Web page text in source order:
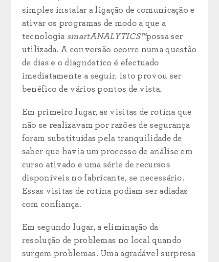
simples instalar a ligação de comunicação e
ativar os programas de modo a que a
tecnologia smartANALYTICS™possa ser
utilizada. A conversão ocorre numa questão
de dias e o diagnóstico é efectuado
imediatamente a seguir. Isto provou ser
benéfico de vários pontos de vista.
Em primeiro lugar, as visitas de rotina que
não se realizavam por razões de segurança
foram substituídas pela tranquilidade de
saber que havia um processo de análise em
curso ativado e uma série de recursos
disponíveis no fabricante, se necessário.
Essas visitas de rotina podiam ser adiadas
com confiança.
Em segundo lugar, a eliminação da
resolução de problemas no local quando
surgem problemas. Uma agradável surpresa